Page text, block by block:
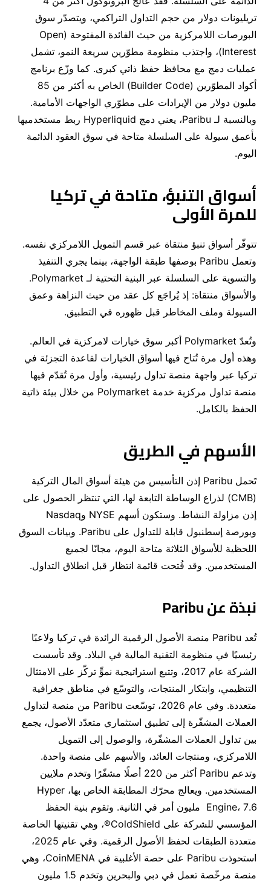
تريليونات دولار من حجم التداول التراكمي، ويتصدّر سوق
البورصات اللامركزية من حيث الفائدة المفتوحة (Open
Interest) ، واجتذب منظومة مطوّرين سريعة النمو، تشمل
عمليات دمج مع محافظ حفظ ذاتي كبرى. كما وزّع برنامج
أكواد المطوّرين (
Builder Code
) الخاص به أكثر من 85
مليون دولار من الإيرادات على مطوّري الواجهات الأمامية.
وبالنسبة لـ Paribu، يعني دمج Hyperliquid ربط مستخدميها
بأعمق سيولة على السلسلة متاحة في سوق العقود الدائمة
اليوم.
أسواق التنبؤ، متاحة في تركيا
للمرة الأولى
تتوفّر أسواق تنبؤ منتقاة عبر قسم التمويل اللامركزي نفسه.
وتعمل Paribu بوصفها طبقة الواجهة، بينما يجري التنفيذ
والتسوية على السلسلة عبر البنية التحتية لـ Polymarket
.
والأسواق منتقاة: إذ يُراجَع كل عقد من حيث النزاهة وعمق
السيولة وملف المخاطر قبل ظهوره في التطبيق.
وتُعدّ Polymarket أكبر سوق خيارات لامركزية في العالم.
وهذه أول مرة تُتاح فيها أسواق الخيارات لقاعدة التجزئة في
تركيا عبر واجهة منصة تداول رئيسية، وأول مرة تُقدّم فيها
منصة تداول مركزية خدمة Polymarket من خلال بيئة ذاتية
الحفظ بالكامل.
الأسهم في الطريق
تَحمل Paribu إذن التأسيس من هيئة أسواق المال التركية
(
CMB
) لذراع الوساطة التابعة لها، التي تنتظر الحصول على
إذن مزاولة النشاط. وستكون أسهم NYSE وNasdaq
وبورصة إسطنبول قابلة للتداول على Paribu
. وبيانات السوق
اللحظية للأسواق الثلاثة متاحة اليوم، مجانًا لجميع
المستخدمين. وقد فُتحت قائمة انتظار قبل انطلاق التداول.
نبذة عنParibu
تُعد Paribu منصة الأصول الرقمية الرائدة في تركيا ولاعبًا
رئيسيًا في منظومة التقنية المالية في البلاد. وقد تأسست
الشركة عام 2017، وتتبع استراتيجية نموٍّ تركّز على الامتثال
التنظيمي، وابتكار المنتجات، والتوسّع في مناطق جغرافية
متعددة. وفي عام 2026، توسّعت Paribu من منصة لتداول
العملات المشفّرة إلى تطبيق استثماري متعدّد الأصول، يجمع
بين تداول العملات المشفّرة، والوصول إلى التمويل
اللامركزي، ومنتجات العائد، والأسهم على منصة واحدة.
وتدعم Paribu أكثر من 220 أصلًا مشفّرًا وتخدم ملايين
المستخدمين. ويعالج محرّك المطابقة الخاص بها، Hyper
Engine، 7.6 مليون أمر في الثانية. وتقوم بنية الحفظ
المؤسسي للشركة على ColdShield® ، وهي تقنيتها الخاصة
متعددة الطبقات لحفظ الأصول الرقمية. وفي عام 2025،
استحوذت Paribu على حصة الأغلبية في CoinMENA، وهي
منصة مرخّصة تعمل في دبي والبحرين وتخدم 1.5 مليون